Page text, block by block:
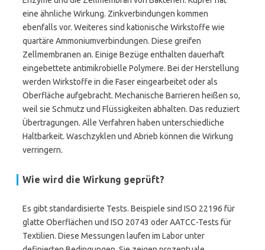
eine ähnliche Wirkung. Zinkverbindungen kommen
ebenfalls vor. Weiteres sind kationische Wirkstoffe wie
quartäre Ammoniumverbindungen. Diese greifen
Zellmembranen an. Einige Bezüge enthalten dauerhaft
eingebettete antimikrobielle Polymere. Bei der Herstellung
werden Wirkstoffe in die Faser eingearbeitet oder als
Oberfläche aufgebracht. Mechanische Barrieren heißen so,
weil sie Schmutz und Flüssigkeiten abhalten. Das reduziert
Übertragungen. Alle Verfahren haben unterschiedliche
Haltbarkeit. Waschzyklen und Abrieb können die Wirkung
verringern.
Wie wird die Wirkung geprüft?
Es gibt standardisierte Tests. Beispiele sind ISO 22196 für
glatte Oberflächen und ISO 20743 oder AATCC-Tests für
Textilien. Diese Messungen laufen im Labor unter